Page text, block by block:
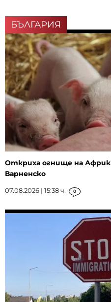
БЪЛГАРИЯ
Откриха огнище на
Варненско
07.08.2026 | 15:38 ч. 0